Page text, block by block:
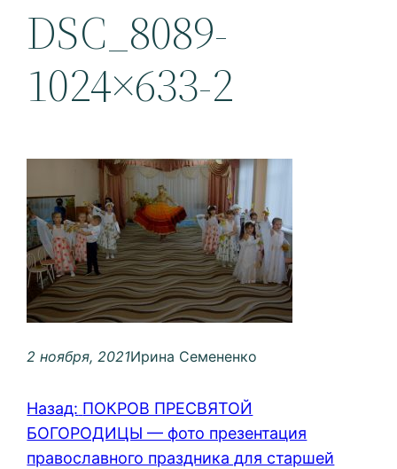
DSC_8089-
1024×633-2
2 ноября, 2021Ирина Семененко
Назад: ПОКРОВ ПРЕСВЯТОЙ
БОГОРОДИЦЫ — фото презентация
православного праздника для старшей